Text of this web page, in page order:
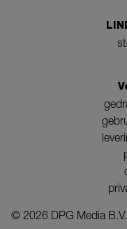
© 2026 DPG Media